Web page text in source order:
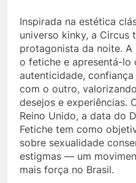
Inspirada na estética
universo kinky, a Circus
protagonista da noite.
o fetiche e apresentá-lo
autenticidade,
com o outro,
desejos e experiências.
Reino Unido, a data do
Fetiche tem como
sobre sexualidade
estigmas — um
mais força no Brasil.